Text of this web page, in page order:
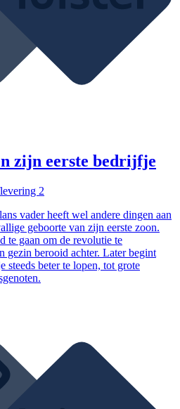
zijn eerste bedrijfje
2
vader heeft wel andere dingen aan
geboorte van zijn eerste zoon.
te gaan om de revolutie te
gezin berooid achter. Later begint
steeds beter te lopen, tot grote